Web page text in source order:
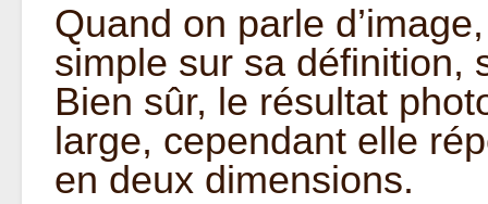
Quand on parle
simple sur sa définition,
Bien sûr, le résultat
large, cependant elle
en deux dimensions.